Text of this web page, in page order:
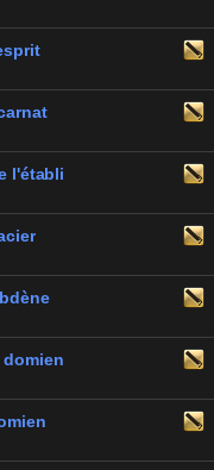
l'établi